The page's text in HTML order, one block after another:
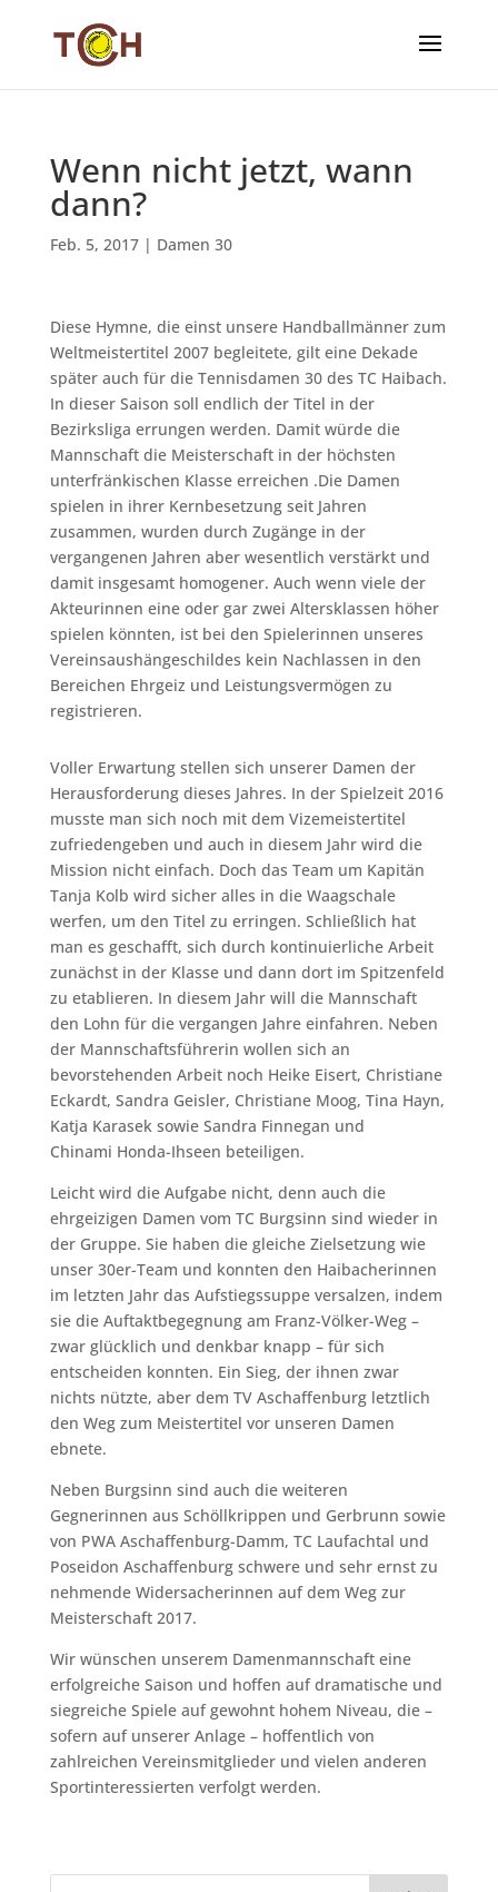
Wenn nicht jetzt, wann
dann?
Feb. 5, 2017| Damen 30
Diese Hymne, die einst unsere Handballmänner zum
Weltmeistertitel 2007 begleitete, gilt eine Dekade
später auch für die Tennisdamen 30 des TC Haibach.
In dieser Saison soll endlich der Titel in der
Bezirksliga errungen werden. Damit würde die
Mannschaft die Meisterschaft in der höchsten
unterfränkischen Klasse erreichen .Die Damen
spielen in ihrer Kernbesetzung seit Jahren
zusammen, wurden durch Zugänge in der
vergangenen Jahren aber wesentlich verstärkt und
damit insgesamt homogener. Auch wenn viele der
Akteurinnen eine oder gar zwei Altersklassen höher
spielen könnten, ist bei den Spielerinnen unseres
Vereinsaushängeschildes kein Nachlassen in den
Bereichen Ehrgeiz und Leistungsvermögen zu
registrieren.
Voller Erwartung stellen sich unserer Damen der
Herausforderung dieses Jahres. In der Spielzeit 2016
musste man sich noch mit dem Vizemeistertitel
zufriedengeben und auch in diesem Jahr wird die
Mission nicht einfach. Doch das Team um Kapitän
Tanja Kolb wird sicher alles in die Waagschale
werfen, um den Titel zu erringen. Schließlich hat
man es geschafft, sich durch kontinuierliche Arbeit
zunächst in der Klasse und dann dort im Spitzenfeld
zu etablieren. In diesem Jahr will die Mannschaft
den Lohn für die vergangen Jahre einfahren. Neben
der Mannschaftsführerin wollen sich an
bevorstehenden Arbeit noch Heike Eisert, Christiane
Eckardt, Sandra Geisler, Christiane Moog, Tina Hayn,
Katja Karasek sowie Sandra Finnegan und
Chinami Honda-Ihseen beteiligen.
Leicht wird die Aufgabe nicht, denn auch die
ehrgeizigen Damen vom TC Burgsinn sind wieder in
der Gruppe. Sie haben die gleiche Zielsetzung wie
unser 30er-Team und konnten den Haibacherinnen
im letzten Jahr das Aufstiegssuppe versalzen, indem
sie die Auftaktbegegnung am Franz-Völker-Weg –
zwar glücklich und denkbar knapp – für sich
entscheiden konnten. Ein Sieg, der ihnen zwar
nichts nützte, aber dem TV Aschaffenburg letztlich
den Weg zum Meistertitel vor unseren Damen
ebnete.
Neben Burgsinn sind auch die weiteren
Gegnerinnen aus Schöllkrippen und Gerbrunn sowie
von PWA Aschaffenburg-Damm, TC Laufachtal und
Poseidon Aschaffenburg schwere und sehr ernst zu
nehmende Widersacherinnen auf dem Weg zur
Meisterschaft 2017.
Wir wünschen unserem Damenmannschaft eine
erfolgreiche Saison und hoffen auf dramatische und
siegreiche Spiele auf gewohnt hohem Niveau, die –
sofern auf unserer Anlage – hoffentlich von
zahlreichen Vereinsmitglieder und vielen anderen
Sportinteressierten verfolgt werden.